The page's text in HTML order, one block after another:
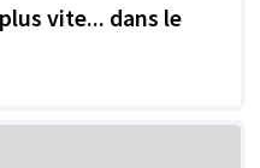
vite... dans le